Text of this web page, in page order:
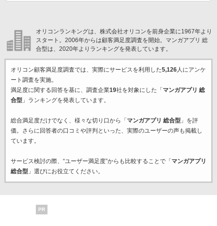
オリコンランキングは、株式会社オリコンを前身企業に1967年より
スタート。2006年からは顧客満足度調査を開始。マンガアプリ 総
合型は、2020年よりランキングを発表しています。
オリコン顧客満足度調査では、実際にサービスを利用した5,126人にアンケ
ート調査を実施。
満足度に関する回答を基に、調査企業19社を対象にした「 マンガアプリ 総
合型」ランキングを発表しています。
総合満足度だけでなく、様々な切り口から「 マンガアプリ 総合型」を評
価。さらに回答者の口コミや評判といった、実際のユーザーの声も掲載し
ています。
サービス検討の際、“ユーザー満足度”からも比較することで「 マンガアプリ
総合型」選びにお役立てください。
PR